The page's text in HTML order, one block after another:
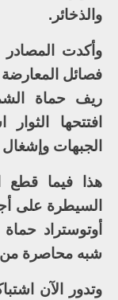
والذخائر.
فصائل
ريف حماة
افتتحها
الجبهات
هذا فيما قطع
السيطرة على
أوتوستراد
شبه محاصرة
وتدور الآن